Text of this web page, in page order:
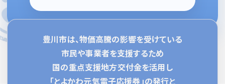
豊川市は、物価高騰の影響を受けている
市民や事業者を支援するため
国の重点支援地方交付金を活用し
「とよかわ元気電子応援券」の発行と